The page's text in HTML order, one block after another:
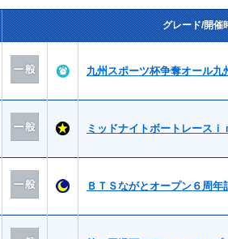
グレード/開催
九州スポーツ杯争奪オール九
ミッドナイトボートレース
ＢＴＳながとオープン６周